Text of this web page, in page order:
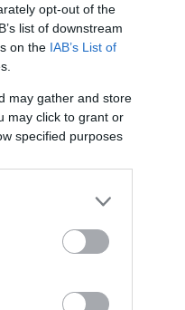
opt-out of the
list of downstream
on the IAB’s List of
may gather and store
may click to grant or
specified purposes